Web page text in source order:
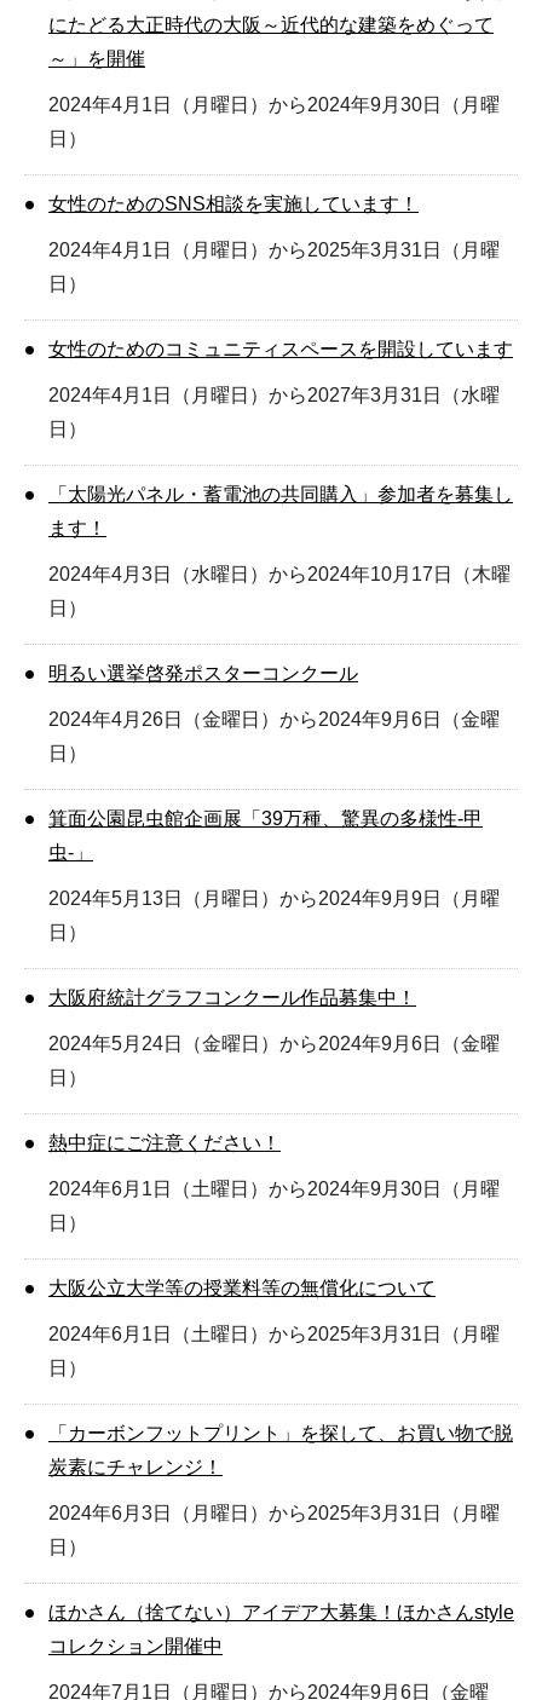
にたどる大正時代の大阪～近代的な建築をめぐって
～」を開催
2024年4月1日（月曜日）から2024年9月30日（月曜
日）
女性のためのSNS相談を実施しています！
2024年4月1日（月曜日）から2025年3月31日（月曜
日）
女性のためのコミュニティスペースを開設しています
2024年4月1日（月曜日）から2027年3月31日（水曜
日）
「太陽光パネル・蓄電池の共同購入」参加者を募集し
ます！
2024年4月3日（水曜日）から2024年10月17日（木曜
日）
明るい選挙啓発ポスターコンクール
2024年4月26日（金曜日）から2024年9月6日（金曜
日）
箕面公園昆虫館企画展「39万種、驚異の多様性-甲
虫-」
2024年5月13日（月曜日）から2024年9月9日（月曜
日）
大阪府統計グラフコンクール作品募集中！
2024年5月24日（金曜日）から2024年9月6日（金曜
日）
熱中症にご注意ください！
2024年6月1日（土曜日）から2024年9月30日（月曜
日）
大阪公立大学等の授業料等の無償化について
2024年6月1日（土曜日）から2025年3月31日（月曜
日）
「カーボンフットプリント」を探して、お買い物で脱
炭素にチャレンジ！
2024年6月3日（月曜日）から2025年3月31日（月曜
日）
ほかさん（捨てない）アイデア大募集！ほかさんstyle
コレクション開催中
2024年7月1日（月曜日）から2024年9月6日（金曜